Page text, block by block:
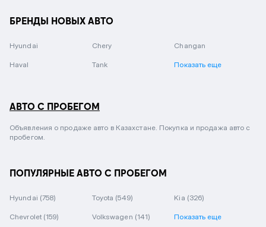
БРЕНДЫ НОВЫХ АВТО
Hyundai Chery Changan
Haval Tank Показать еще
АВТО С ПРОБЕГОМ
Объявления о продаже авто в Казахстане. Покупка и продажа авто с
пробегом.
ПОПУЛЯРНЫЕ АВТО С ПРОБЕГОМ
Hyundai (758) Toyota (549) Kia (326)
Chevrolet (159) Volkswagen (141) Показать еще